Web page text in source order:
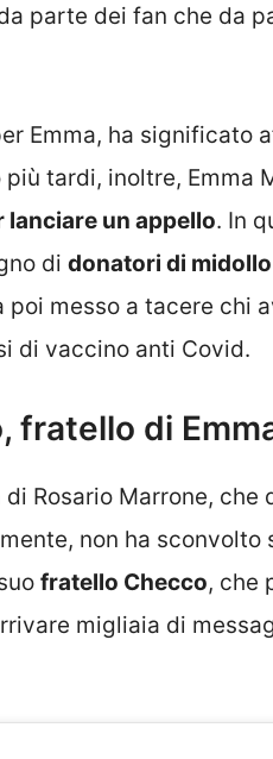
parte dei fan che da
Emma, ha significato
tardi, inoltre, Emma
lanciare un appello. In
di donatori di midollo
poi messo a tacere chi
di vaccino anti Covid.
fratello di
Rosario Marrone, che
non ha sconvolto
fratello Checco, che
migliaia di